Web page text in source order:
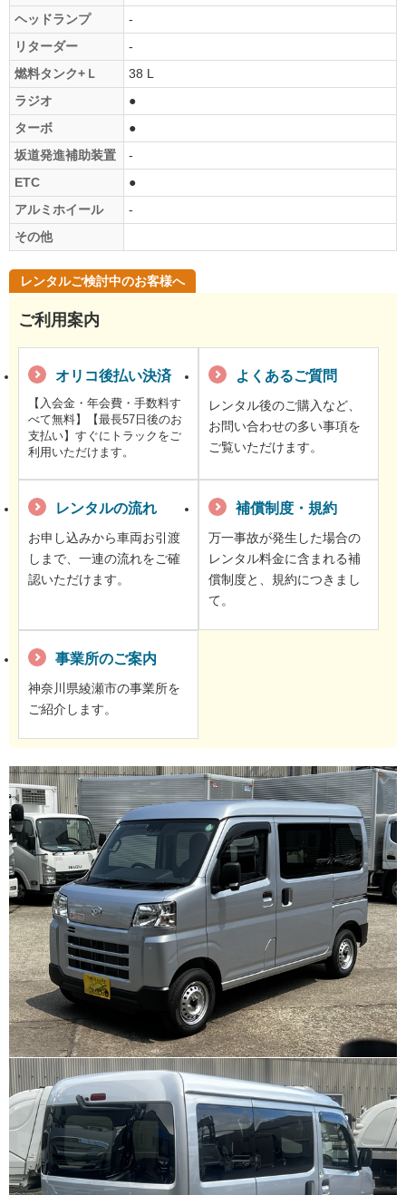
ヘッドランプ
-
リターダー
-
燃料タンク+Ｌ
38 L
ラジオ
●
ターボ
●
坂道発進補助装置
-
ETC
●
アルミホイール
-
その他
レンタルご検討中のお客様へ
ご利用案内
オリコ後払い決済
【入会金・年会費・手数料す
べて無料】【最長57日後のお
支払い】すぐにトラックをご
利用いただけます。
よくあるご質問
レンタル後のご購入など、
お問い合わせの多い事項を
ご覧いただけます。
レンタルの流れ
お申し込みから車両お引渡
しまで、一連の流れをご確
認いただけます。
補償制度・規約
万一事故が発生した場合の
レンタル料金に含まれる補
償制度と、規約につきまし
て。
事業所のご案内
神奈川県綾瀬市の事業所を
ご紹介します。